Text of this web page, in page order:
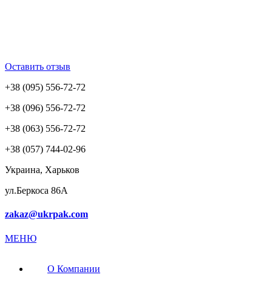
Оставить отзыв
+38 (095) 556-72-72
+38 (096) 556-72-72
+38 (063) 556-72-72
+38 (057) 744-02-96
Украина, Харьков
ул.Беркоса 86А
zakaz@ukrpak.com
МЕНЮ
О Компании